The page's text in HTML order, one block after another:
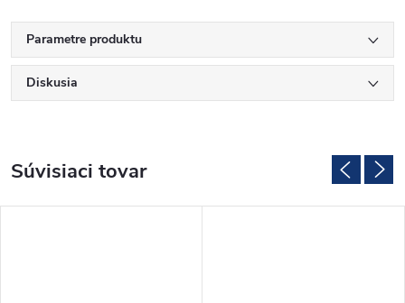
Parametre produktu
Diskusia
Súvisiaci tovar